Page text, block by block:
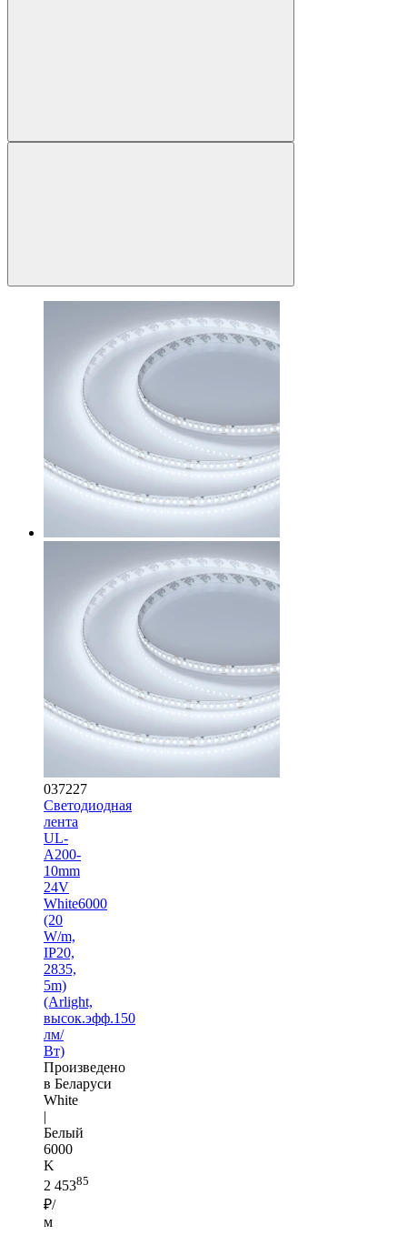
037227
Светодиодная
лента
UL-
A200-
10mm
24V
White6000
(20
W/m,
IP20,
2835,
5m)
(Arlight,
высок.эфф.150
лм/
Вт)
Произведено
в Беларуси
White
|
Белый
6000
K
2 45385
₽/
м